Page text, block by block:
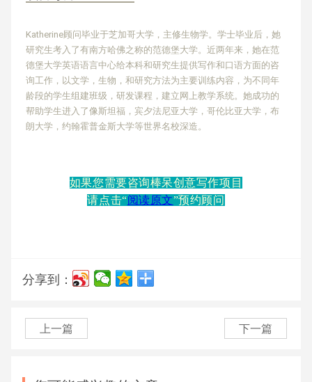
Katherine顾问毕业于芝加哥大学，主修生物学。 学士毕业后，她
研究生考入了有南方哈佛之称的范德堡大学。近两年来，她在范
德堡大学英语语言中心给本科和研究生提供写作和口语方面的咨
询工作，以文学，生物，和研究方法为主要训练内容，为不同年
龄段的学生组建班级，研发课程，建立网上教学系统。 她成功的
帮助学生进入了像斯坦福，宾夕法尼亚大学，哥伦比亚大学，布
朗大学，约翰霍普金斯大学等世界名校深造。
如果您需要咨询棒呆创意写作项目
请点击“阅读原文”预约顾问
分享到：
上一篇 下一篇